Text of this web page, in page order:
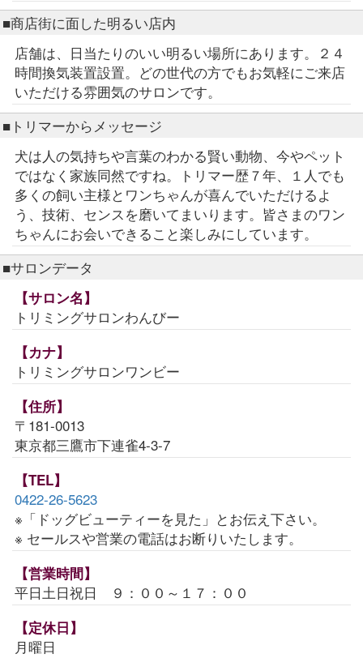
■商店街に面した明るい店内
店舗は、日当たりのいい明るい場所にあります。２４
時間換気装置設置。どの世代の方でもお気軽にご来店
いただける雰囲気のサロンです。
■トリマーからメッセージ
犬は人の気持ちや言葉のわかる賢い動物、今やペット
ではなく家族同然ですね。トリマー歴７年、１人でも
多くの飼い主様とワンちゃんが喜んでいただけるよ
う、技術、センスを磨いてまいります。皆さまのワン
ちゃんにお会いできること楽しみにしています。
■サロンデータ
【サロン名】
トリミングサロンわんびー
【カナ】
トリミングサロンワンビー
【住所】
〒181-0013
東京都三鷹市下連雀4-3-7
【TEL】
0422-26-5623
※「ドッグビューティーを見た」とお伝え下さい。
※ セールスや営業の電話はお断りいたします。
【営業時間】
平日土日祝日 ９：００～１７：００
【定休日】
月曜日